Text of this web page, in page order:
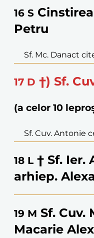
16 S
Petru
Sf. Mc. Danact
17 D †) Sf.
(a celor 10
Sf. Cuv. Antonie
18 L † Sf. Ier.
arhiep.
19 M Sf. Cuv.
Macarie